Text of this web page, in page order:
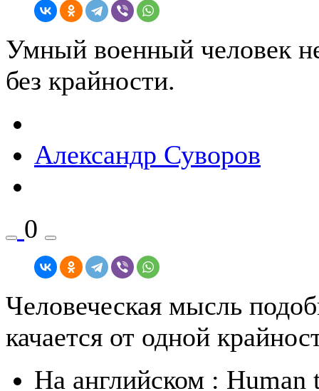
Умный военный человек
без крайности.
Александр Суворов
0
Человеческая мысль
качается от одной
На английском : Human